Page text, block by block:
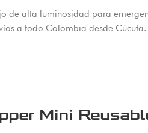
de alta luminosidad para
a todo Colombia desde Cúcuta.
Mini